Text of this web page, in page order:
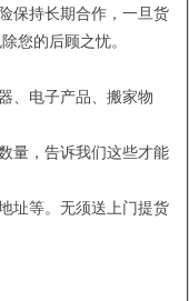
保持长期合作，一旦货
您的后顾之忧。
、电子产品、搬家物
量，告诉我们这些才能
址等。无须送上门提货